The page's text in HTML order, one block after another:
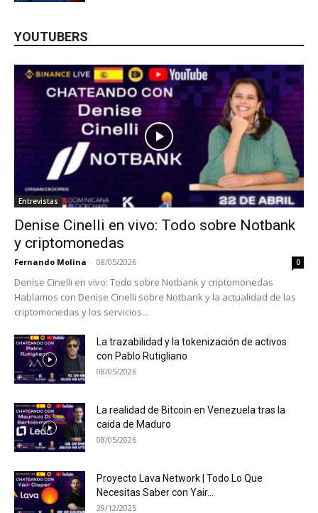
YOUTUBERS
Entrevistas
Denise Cinelli en vivo: Todo sobre Notbank
y criptomonedas
Fernando Molina - 08/05/2026 0
Denise Cinelli en vivo: Todo sobre Notbank y criptomonedas
Hablamos con Denise Cinelli sobre Notbank y la actualidad de las
criptomonedas y los servicios...
La trazabilidad y la tokenización de activos
con Pablo Rutigliano
08/05/2026
La realidad de Bitcoin en Venezuela tras la
caida de Maduro
08/05/2026
Proyecto Lava Network | Todo Lo Que
Necesitas Saber con Yair...
29/12/2025